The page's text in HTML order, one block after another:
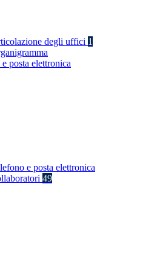
degli uffici 1
posta elettronica
e posta elettronica
49